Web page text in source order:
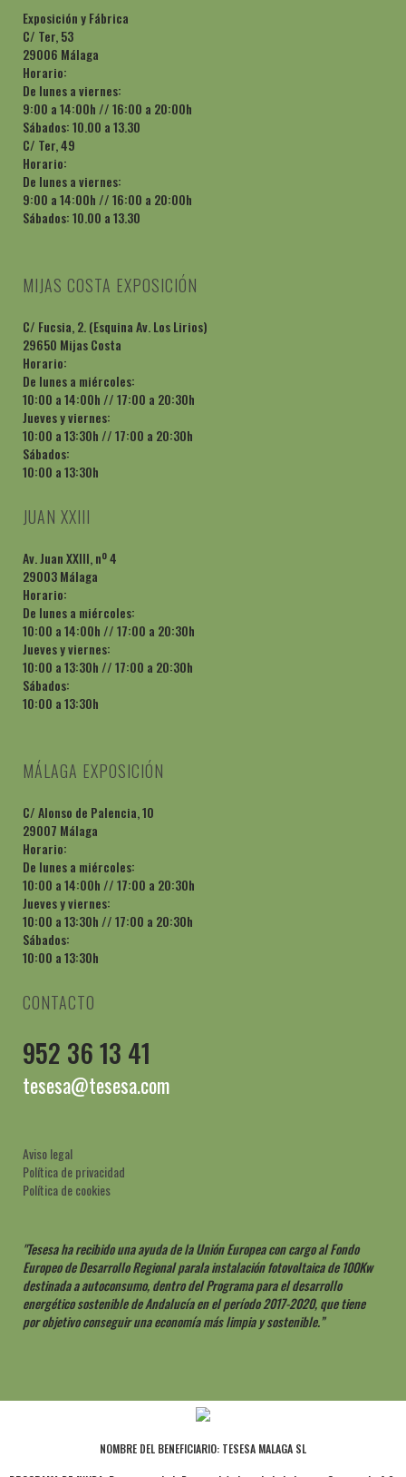
Exposición y Fábrica
C/ Ter, 53
29006 Málaga
Horario:
De lunes a viernes:
9:00 a 14:00h // 16:00 a 20:00h
Sábados: 10.00 a 13.30
C/ Ter, 49
Horario:
De lunes a viernes:
9:00 a 14:00h // 16:00 a 20:00h
Sábados: 10.00 a 13.30
MIJAS COSTA EXPOSICIÓN
C/ Fucsia, 2. (Esquina Av. Los Lirios)
29650 Mijas Costa
Horario:
De lunes a miércoles:
10:00 a 14:00h // 17:00 a 20:30h
Jueves y viernes:
10:00 a 13:30h // 17:00 a 20:30h
Sábados:
10:00 a 13:30h
JUAN XXIII
Av. Juan XXIII, nº 4
29003 Málaga
Horario:
De lunes a miércoles:
10:00 a 14:00h // 17:00 a 20:30h
Jueves y viernes:
10:00 a 13:30h // 17:00 a 20:30h
Sábados:
10:00 a 13:30h
MÁLAGA EXPOSICIÓN
C/ Alonso de Palencia, 10
29007 Málaga
Horario:
De lunes a miércoles:
10:00 a 14:00h // 17:00 a 20:30h
Jueves y viernes:
10:00 a 13:30h // 17:00 a 20:30h
Sábados:
10:00 a 13:30h
CONTACTO
952 36 13 41
tesesa@tesesa.com
Aviso legal
Política de privacidad
Política de cookies
"Tesesa ha recibido una ayuda de la Unión Europea con cargo al Fondo
Europeo de Desarrollo Regional parala instalación fotovoltaica de 100Kw
destinada a autoconsumo, dentro del Programa para el desarrollo
energético sostenible de Andalucía en el período 2017-2020, que tiene
por objetivo conseguir una economía más limpia y sostenible.”
NOMBRE DEL BENEFICIARIO: TESESA MALAGA SL